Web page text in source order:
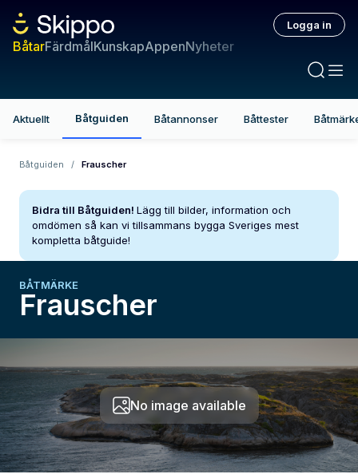
BåtarFärdmålKunskapAppenNyheter
Logga in
Aktuellt Båtguiden Båtannonser Båttester
Båtguiden / Frauscher
Bidra till Båtguiden! Lägg till bilder, information och
omdömen så kan vi tillsammans bygga Sveriges mest
kompletta båtguide!
BÅTMÄRKE
Frauscher
No image available